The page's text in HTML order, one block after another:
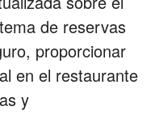
de reservas
proporcionar
en el restaurante
y